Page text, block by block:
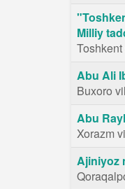
Milliy
Abu Ali
Buxoro
Abu
Xorazm
Ajiniyoz